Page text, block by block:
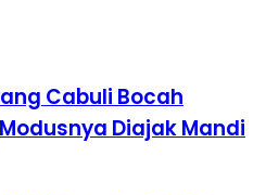
Cabuli Bocah
Diajak Mandi